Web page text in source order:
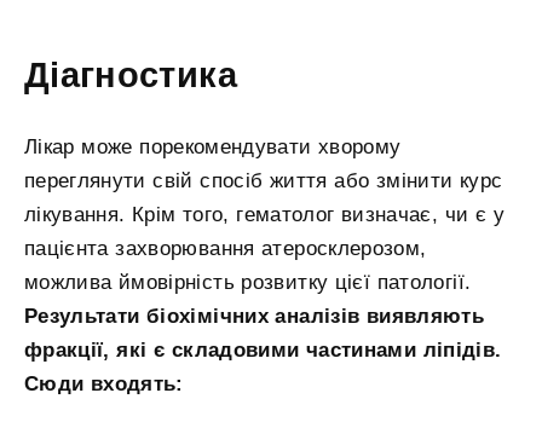
Діагностика
Лікар може порекомендувати хворому
переглянути свій спосіб життя або змінити курс
лікування. Крім того, гематолог визначає, чи є у
пацієнта захворювання атеросклерозом,
можлива ймовірність розвитку цієї патології.
Результати біохімічних аналізів виявляють
фракції, які є складовими частинами ліпідів.
Сюди входять: